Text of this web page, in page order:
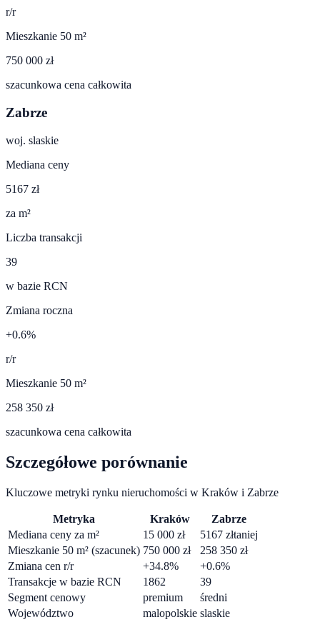
r/r
Mieszkanie 50 m²
750 000 zł
szacunkowa cena całkowita
Zabrze
woj. slaskie
Mediana ceny
5167 zł
za m²
Liczba transakcji
39
w bazie RCN
Zmiana roczna
+0.6%
r/r
Mieszkanie 50 m²
258 350 zł
szacunkowa cena całkowita
Szczegółowe porównanie
Kluczowe metryki rynku nieruchomości w Kraków i Zabrze
Metryka Kraków
Zabrze
Mediana ceny za m²
15 000 zł 5167 złtaniej
Mieszkanie 50 m² (szacunek) 750 000 zł 258 350 zł
Zmiana cen r/r
+34.8% +0.6%
Transakcje w bazie RCN
1862
39
Segment cenowy
premium
średni
Województwo
malopolskie slaskie